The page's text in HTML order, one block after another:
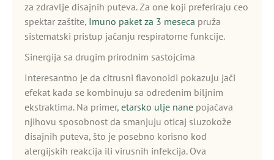
za zdravlje disajnih puteva. Za one koji preferiraju ceo
spektar zaštite, Imuno paket za 3 meseca pruža
sistematski pristup jačanju respiratorne funkcije.
Sinergija sa drugim prirodnim sastojcima
Interesantno je da citrusni flavonoidi pokazuju jači
efekat kada se kombinuju sa određenim biljnim
ekstraktima. Na primer, etarsko ulje nane pojačava
njihovu sposobnost da smanjuju oticaj sluzokože
disajnih puteva, što je posebno korisno kod
alergijskih reakcija ili virusnih infekcija. Ova